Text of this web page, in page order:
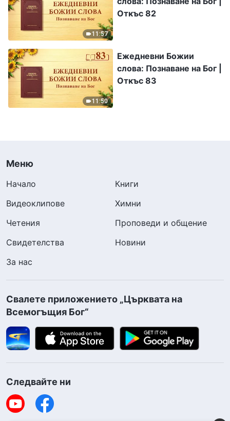
11:57
Откъс 82
11:50
Ежедневни Божии
слова: Познаване на Бог |
Откъс 83
Меню
Начало
Книги
Видеоклипове
Химни
Четения
Проповеди и общение
Свидетелства
Новини
За нас
Свалете приложението „Църквата на
Всемогъщия Бог“
Следвайте ни